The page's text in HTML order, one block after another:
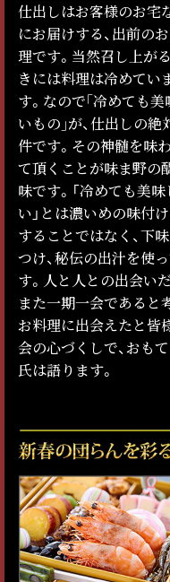
仕出しはお客様のお宅
にお届けする、出前の
理です。当然召し上が
きには料理は冷めてい
す。なので｢冷めても美
いもの｣が、仕出しの絶
件です。その神髄を味
て頂くことが味ま野の
味です。「冷めても美味
い」とは濃いめの味付
することではなく、下
つけ、秘伝の出汁を使
す。人と人との出会い
また一期一会であると
お料理に出会えたと皆
会の心づくしで、おも
氏は語ります。